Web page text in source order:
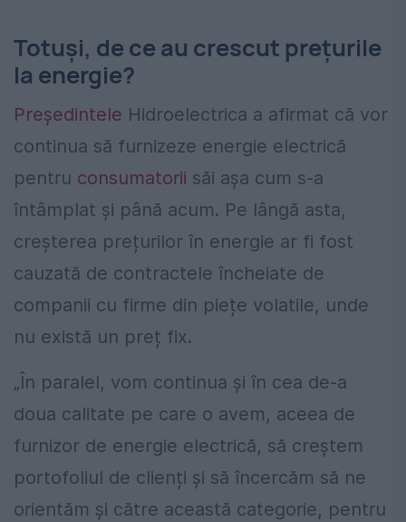
Totuși, de ce au crescut prețurile
la energie?
Președintele Hidroelectrica a afirmat că vor
continua să furnizeze energie electrică
pentru consumatorii săi așa cum s-a
întâmplat și până acum. Pe lângă asta,
creșterea prețurilor în energie ar fi fost
cauzată de contractele încheiate de
companii cu firme din piețe volatile, unde
nu există un preț fix.
„În paralel, vom continua și în cea de-a
doua calitate pe care o avem, aceea de
furnizor de energie electrică, să creștem
portofoliul de clienți și să încercăm să ne
orientăm și către această categorie, pentru